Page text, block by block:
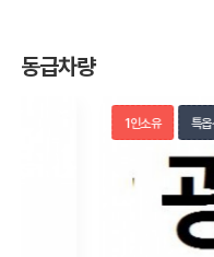
동급차량
특옵션